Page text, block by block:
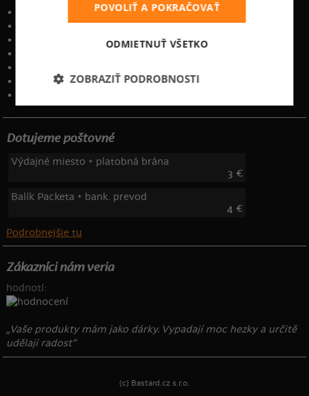
Poštovné a spôsoby doručenia
Garancia výmeny a vrátenia
Kontakt:info@bastard.sk
Dotujeme poštovné
Výdajné miesto + platobná brána
3 €
Balík Packeta + bank. prevod
4 €
Podrobnejšie tu
Zákazníci nám veria
hodnotí:
„Vaše produkty mám jako dárky. Vypadají moc hezky a určitě
udělají radost“
(c) Bastard.cz s.r.o.
POVOLIŤ A POKRAČOVAŤ
ODMIETNUŤ VŠETKO
ZOBRAZIŤ PODROBNOSTI